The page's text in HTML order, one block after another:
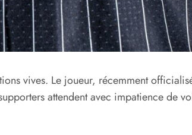
vives. Le joueur, récemment
attendent avec impatience de